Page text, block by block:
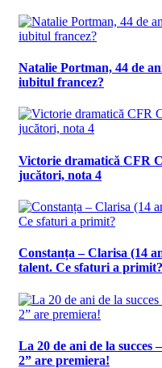
Natalie Portman, 44 de
iubitul francez?
Victorie dramatică CFR
jucători, nota 4
Constanța – Clarisa (14
talent. Ce sfaturi a primit?
La 20 de ani de la succes
2” are premiera!